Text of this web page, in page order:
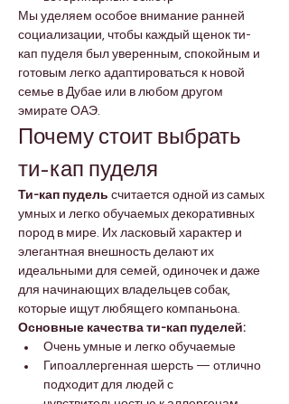
Мы уделяем особое внимание ранней
социализации, чтобы каждый щенок ти-
кап пуделя был уверенным, спокойным и
готовым легко адаптироваться к новой
семье в Дубае или в любом другом
эмирате ОАЭ.
Почему стоит выбрать
ти-кап пуделя
Ти-кап пудель считается одной из самых
умных и легко обучаемых декоративных
пород в мире. Их ласковый характер и
элегантная внешность делают их
идеальными для семей, одиночек и даже
для начинающих владельцев собак,
которые ищут любящего компаньона.
Основные качества ти-кап пуделей:
Очень умные и легко обучаемые
Гипоаллергенная шерсть — отлично
подходит для людей с